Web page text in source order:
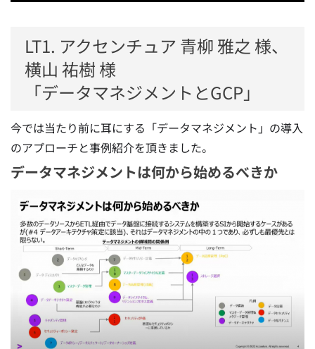
LT1. アクセンチュア 青柳 雅之 様、
横山 祐樹 様
「データマネジメントとGCP」
今では当たり前に耳にする「データマネジメント」の導入
のアプローチと事例紹介を頂きました。
データマネジメントは何から始めるべきか